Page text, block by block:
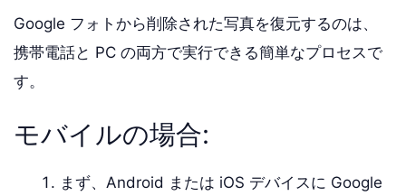
Google フォトから削除された写真を復元するのは、
携帯電話と PC の両方で実行できる簡単なプロセスで
す。
モバイルの場合:
まず、Android または iOS デバイスに Google